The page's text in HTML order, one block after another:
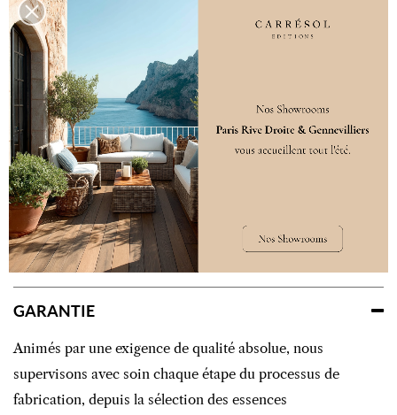
Type D'assemblage Rainures et Languettes
Style
Destination Sol intérieur
Spécificités Classe 23/31
DÉCLINAISONS
GARANTIE
Animés par une exigence de qualité absolue, nous
supervisons avec soin chaque étape du processus de
fabrication, depuis la sélection des essences